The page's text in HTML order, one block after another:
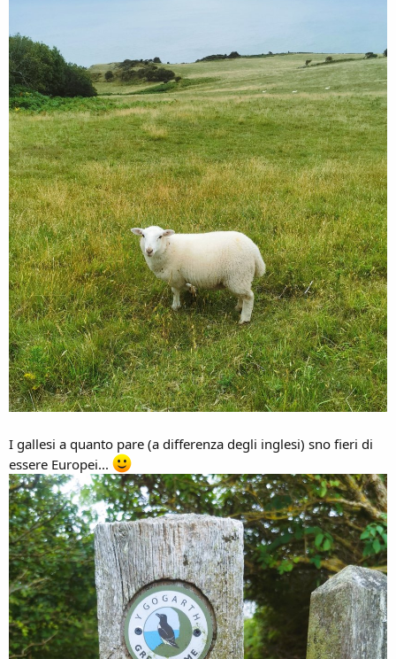
I gallesi a quanto pare (a differenza degli inglesi) sno fieri di
essere Europei...